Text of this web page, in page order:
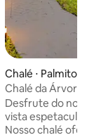
avaliação média
Chalé ⋅ Palmitos
Chalé da Árvore
Desfrute do
vista espetacular
Nosso chalé